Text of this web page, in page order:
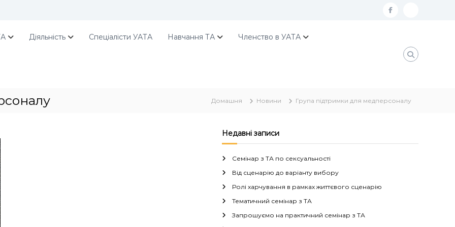
f
o
т
т
А
Діяльність Спеціалісти УАТА Навчання ТА Членство в УАТА
Домашня Новини Група підтримки для медперсоналу
Недавні записи
Семінар з ТА по сексуальності
Від сценарію до варіанту вибору
Ролі харчування в рамках життєвого сценарію
Тематичний семінар з ТА
Запрошуємо на практичний семінар з ТА